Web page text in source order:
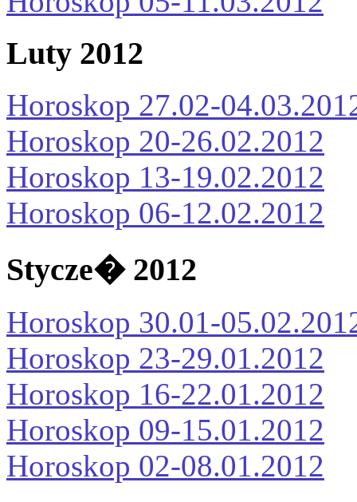
Luty 2012
Horoskop 27.02-
Horoskop 20-26.02.2012
Horoskop 13-19.02.2012
Horoskop 06-12.02.2012
Stycze� 2012
Horoskop 30.01-
Horoskop 23-29.01.2012
Horoskop 16-22.01.2012
Horoskop 09-15.01.2012
Horoskop 02-08.01.2012